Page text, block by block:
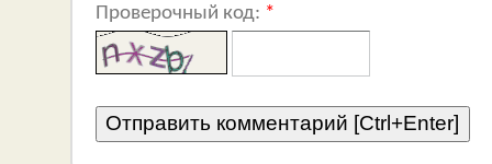
Проверочный код: *